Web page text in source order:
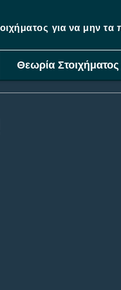
για να μην τα
Θεωρία Στοιχήματος